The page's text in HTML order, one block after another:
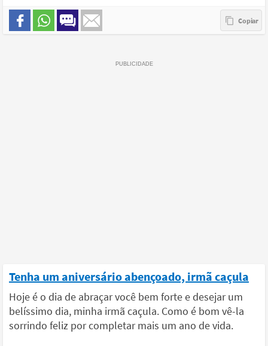
Tenha um aniversário abençoado, irmã caçula
Hoje é o dia de abraçar você bem forte e desejar um
belíssimo dia, minha irmã caçula. Como é bom vê-la
sorrindo feliz por completar mais um ano de vida.